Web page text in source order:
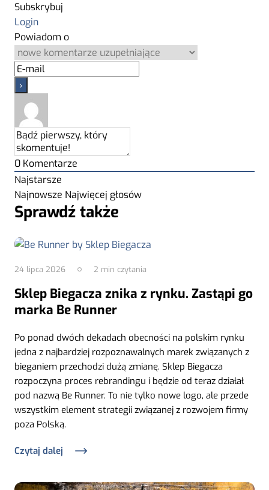
Subskrybuj
Login
Powiadom o
0 Komentarze
Najstarsze
Najnowsze Najwięcej głosów
Sprawdź także
24 lipca 2026 2 min czytania
Sklep Biegacza znika z rynku. Zastąpi go
marka Be Runner
Po ponad dwóch dekadach obecności na polskim rynku
jedna z najbardziej rozpoznawalnych marek związanych z
bieganiem przechodzi dużą zmianę. Sklep Biegacza
rozpoczyna proces rebrandingu i będzie od teraz działał
pod nazwą Be Runner. To nie tylko nowe logo, ale przede
wszystkim element strategii związanej z rozwojem firmy
poza Polską.
Czytaj dalej